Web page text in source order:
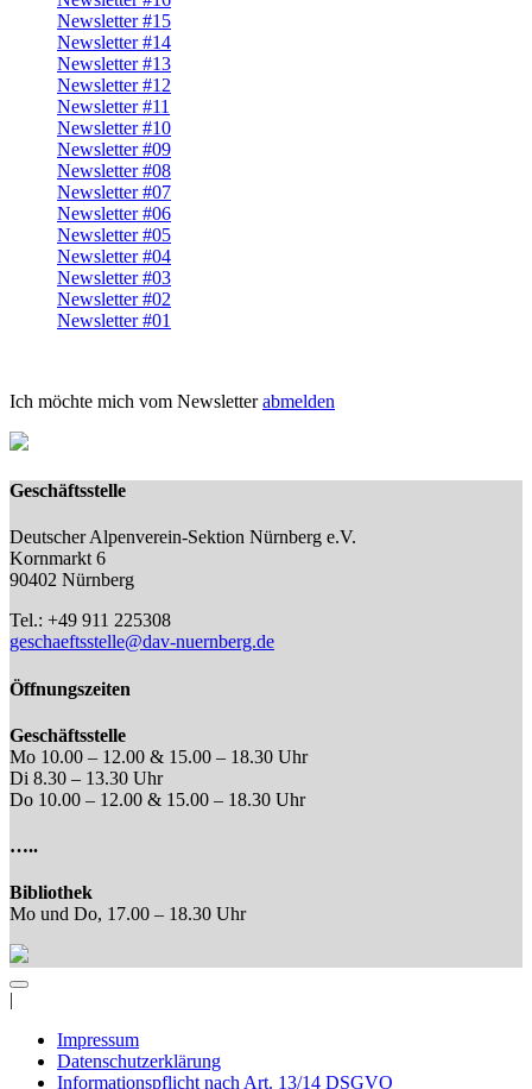
Newsletter #15
Newsletter #14
Newsletter #13
Newsletter #12
Newsletter #11
Newsletter #10
Newsletter #09
Newsletter #08
Newsletter #07
Newsletter #06
Newsletter #05
Newsletter #04
Newsletter #03
Newsletter #02
Newsletter #01
Ich möchte mich vom Newsletterabmelden
Geschäftsstelle
Deutscher Alpenverein-Sektion Nürnberg e.V.
Kornmarkt 6
90402 Nürnberg
Tel.: +49 911 225308
geschaeftsstelle@dav-nuernberg.de
Öffnungszeiten
Geschäftsstelle
Mo 10.00 – 12.00 & 15.00 – 18.30 Uhr
Di 8.30 – 13.30 Uhr
Do 10.00 – 12.00 & 15.00 – 18.30 Uhr
…..
Bibliothek
Mo und Do, 17.00 – 18.30 Uhr
Impressum
Datenschutzerklärung
Informationspflicht nach Art. 13/14 DSGVO